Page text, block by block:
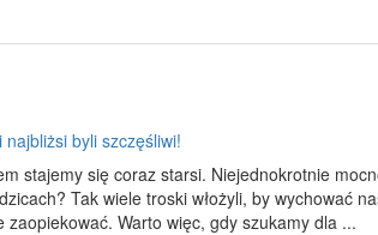
byli szczęśliwi!
stajemy się coraz starsi. Niejednokrotnie
Tak wiele troski włożyli, by wychować
zaopiekować. Warto więc, gdy szukamy dla ...